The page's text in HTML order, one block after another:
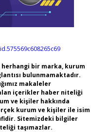
bir marka, kurum
bulunmamaktadır.
makaleler
içerikler haber niteliği
ve kişiler hakkında
kurum ve kişiler ile isim
Sitemizdeki bilgiler
taşımazlar.